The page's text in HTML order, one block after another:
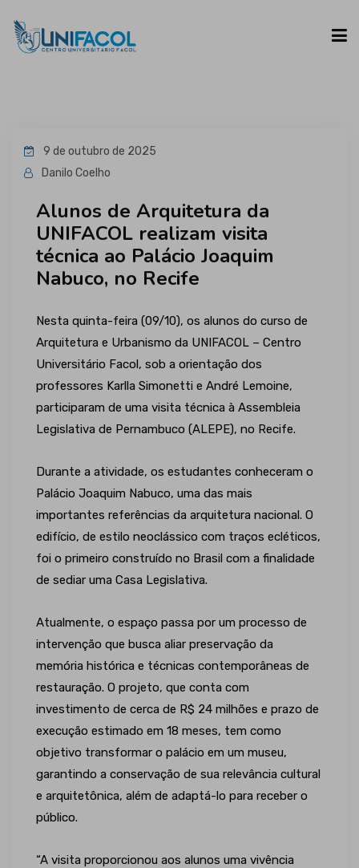
CURSOS
ESPAÇO DO ALUNO
CONTATO
9 de outubro de 2025
Danilo Coelho
Alunos de Arquitetura da
UNIFACOL realizam visita
técnica ao Palácio Joaquim
Nabuco, no Recife
Nesta quinta-feira (09/10), os alunos do curso de
Arquitetura e Urbanismo da UNIFACOL – Centro
Universitário Facol, sob a orientação dos
professores Karlla Simonetti e André Lemoine,
participaram de uma visita técnica à Assembleia
Legislativa de Pernambuco (ALEPE), no Recife.
Durante a atividade, os estudantes conheceram o
Palácio Joaquim Nabuco, uma das mais
importantes referências da arquitetura nacional. O
edifício, de estilo neoclássico com traços ecléticos,
foi o primeiro construído no Brasil com a finalidade
de sediar uma Casa Legislativa.
Atualmente, o espaço passa por um processo de
intervenção que busca aliar preservação da
memória histórica e técnicas contemporâneas de
restauração. O projeto, que conta com
investimento de cerca de R$ 24 milhões e prazo de
execução estimado em 18 meses, tem como
objetivo transformar o palácio em um museu,
garantindo a conservação de sua relevância cultural
e arquitetônica, além de adaptá-lo para receber o
público.
“A visita proporcionou aos alunos uma vivência